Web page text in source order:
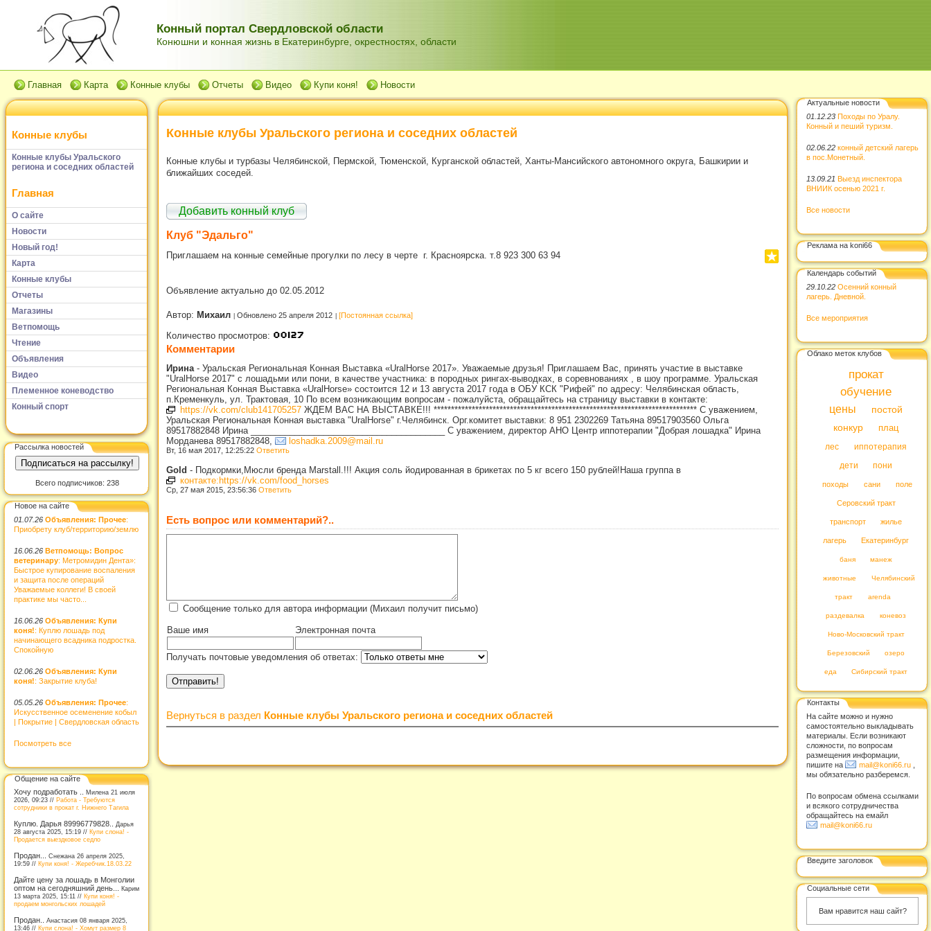
Конный портал Свердловской области
Конюшни и конная жизнь в Екатеринбурге, окрестностях, области
Главная Карта Конные клубы Отчеты Видео Купи коня! Новости
Конные клубы
Конные клубы Уральского
региона и соседних областей
Главная
О сайте
Новости
Новый год!
Карта
Конные клубы
Отчеты
Магазины
Ветпомощь
Чтение
Объявления
Видео
Племенное коневодство
Конный спорт
Рассылка новостей
Всего подписчиков: 238
Новое на сайте
01.07.26 Объявления: Прочее:
Приобрету клуб/территорию/землю
16.06.26 Ветпомощь: Вопрос
ветеринару: Метромидин Дента»:
Быстрое купирование воспаления
и защита после операций
Уважаемые коллеги! В своей
практике мы часто...
16.06.26 Объявления: Купи
коня!: Куплю лошадь под
начинающего всадника подростка.
Спокойную
02.06.26 Объявления: Купи
коня!: Закрытие клуба!
05.05.26 Объявления: Прочее:
Искусственное осеменение кобыл
| Покрытие | Свердловская область
Посмотреть все
Общение на сайте
Хочу подработать .. Милена 21 июля
2026, 09:23 // Работа - Требуются
сотрудники в прокат г. Нижнего Тагила
Куплю. Дарья 89996779828..
Дарья
28 августа 2025, 15:19 // Купи слона! -
Продается выездковое седло
Продан... Снежана 26 апреля 2025,
19:59 // Купи коня! - Жеребчик.18.03.22
Дайте цену за лошадь в Монголии
оптом на сегодняшний день... Карим
13 марта 2025, 15:11 // Купи коня! -
продаем монгольских лошадей
Продан.. Анастасия 08 января 2025,
13:46 // Купи слона! - Хомут размер 8
Конные клубы Уральского региона и соседних областей
Конные клубы и турбазы Челябинской, Пермской, Тюменской, Курганской областей, Ханты-Мансийского автономного округа, Башкирии и
ближайших соседей.
Добавить конный клуб
Клуб "Эдальго"
Приглашаем на конные семейные прогулки по лесу в черте г. Красноярска. т.8 923 300 63 94
Объявление актуально до 02.05.2012
Автор: Михаил Обновлено 25 апреля 2012 [Постоянная ссылка]
Количество просмотров:
Комментарии
Ирина - Уральская Региональная Конная Выставка «UralHorse 2017». Уважаемые друзья! Приглашаем Вас, принять участие в выставке
"UralHorse 2017" с лошадьми или пони, в качестве участника: в породных рингах-выводках, в соревнованиях , в шоу программе. Уральская
Региональная Конная Выставка «UralHorse» состоится 12 и 13 августа 2017 года в ОБУ КСК "Рифей" по адресу: Челябинская область,
п.Кременкуль, ул. Трактовая, 10 По всем возникающим вопросам - пожалуйста, обращайтесь на страницу выставки в контакте:
https://vk.com/club141705257 ЖДЕМ ВАС НА ВЫСТАВКЕ!!! **************************************************************************** С уважением,
Уральская Региональная Конная выставка "UralHorse" г.Челябинск. Орг.комитет выставки: 8 951 2302269 Татьяна 89517903560 Ольга
89517882848 Ирина ________________________________________ С уважением, директор АНО Центр иппотерапии "Добрая лошадка" Ирина
Морданева 89517882848,
loshadka.2009@mail.ru
Вт, 16 мая 2017, 12:25:22 Ответить
Gold - Подкормки,Мюсли бренда Marstall.!!! Акция соль йодированная в брикетах по 5 кг всего 150 рублей!Наша группа в
контакте:https://vk.com/food_horses
Ср, 27 мая 2015, 23:56:36 Ответить
Есть вопрос или комментарий?..
Сообщение только для автора информации (Михаил получит письмо)
Ваше имя Электронная почта
Получать почтовые уведомления об ответах:
Вернуться в раздел Конные клубы Уральского региона и соседних областей
Актуальные новости
01.12.23 Походы по Уралу.
Конный и пеший туризм.
02.06.22 конный детский лагерь
в пос.Монетный.
13.09.21 Выезд инспектора
ВНИИК осенью 2021 г.
Все новости
Реклама на koni66
Календарь событий
29.10.22 Осенний конный
лагерь. Дневной.
Все мероприятия
Облако меток клубов
прокат
обучение
цены
постой
конкур
плац
лес
иппотерапия
дети
пони
походы сани поле
Серовский тракт
транспорт жилье
лагерь Екатеринбург
баня манеж
животные Челябинский
тракт arenda
раздевалка коневоз
Ново-Московский тракт
Березовский озеро
еда Сибирский тракт
Контакты
На сайте можно и нужно
самостоятельно выкладывать
материалы. Если возникают
сложности, по вопросам
размещения информации,
пишите на
mail@koni66.ru
мы обязательно разберемся.
По вопросам обмена ссылками
и всякого сотрудничества
обращайтесь на емайл
mail@koni66.ru
Введите заголовок
Социальные сети
Вам нравится наш сайт?